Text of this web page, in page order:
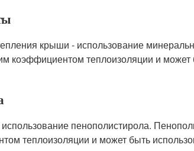
крыши - использование
коэффициентом теплоизоляции и может
пенополистирола.
теплоизоляции и может быть